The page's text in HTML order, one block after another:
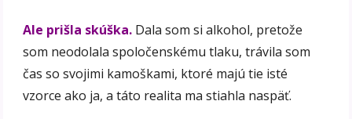
Ale prišla skúška. Dala som si alkohol, pretože
som neodolala spoločenskému tlaku, trávila som
čas so svojimi kamoškami, ktoré majú tie isté
vzorce ako ja, a táto realita ma stiahla naspäť.